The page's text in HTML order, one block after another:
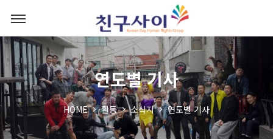
연도별 기사
HOME 활동 소식지 연도별 기사